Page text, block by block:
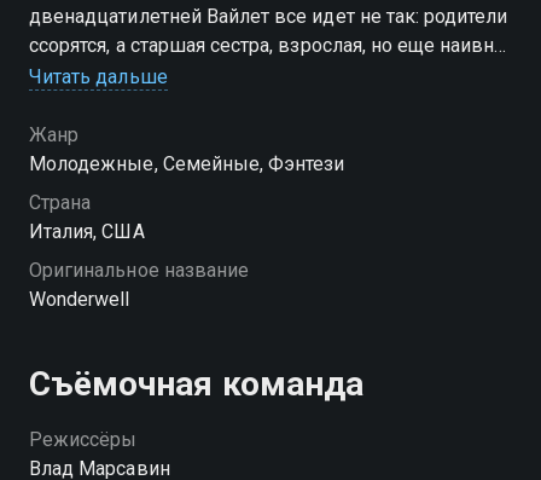
двенадцатилетней Вайлет все идет не так: родители
ссорятся, а старшая сестра, взрослая, но еще наивная
Саванна, хочет стать моделью у дизайнера Яны —
непростые дни в жизни девочки происходит
невероятное: она встречает добрую ведьму Хейзел,
которая помогает ей попасть в параллельный мир,
неотличимый от реальности, но скрывающий
страшную опасность. Теперь нужно вернуться
назад, но помешать Вайлет пытается та самая Яна.
Злобная модница охотится за магическим
Читать дальше
Жанр
Молодежные, Семейные, Фэнтези
Страна
Италия, США
Оригинальное название
Wonderwell
Съёмочная команда
Режиссёры
Влад Марсавин